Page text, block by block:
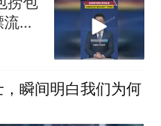
，
活
瞬间明白我们为何